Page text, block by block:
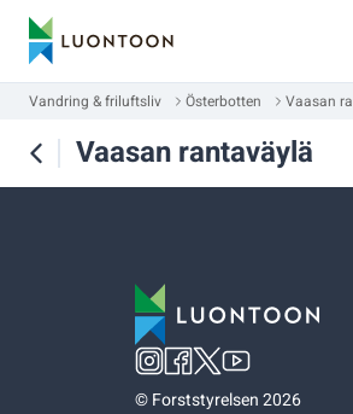
Vandring & friluftsliv Österbotten Vaasan
Vaasan rantaväylä
©Forststyrelsen 2026